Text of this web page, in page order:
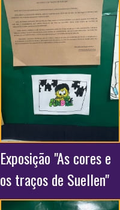
Exposição "As cores e
os traços de Suellen"